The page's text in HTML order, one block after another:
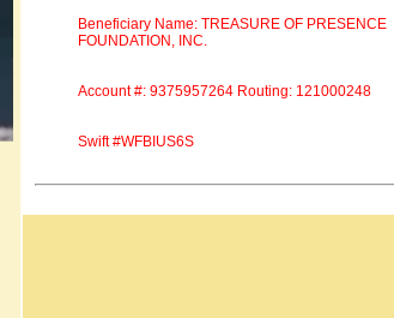
Beneficiary Name: TREASURE OF PRESENCE
FOUNDATION, INC.
Account #: 9375957264 Routing: 121000248
Swift #WFBIUS6S